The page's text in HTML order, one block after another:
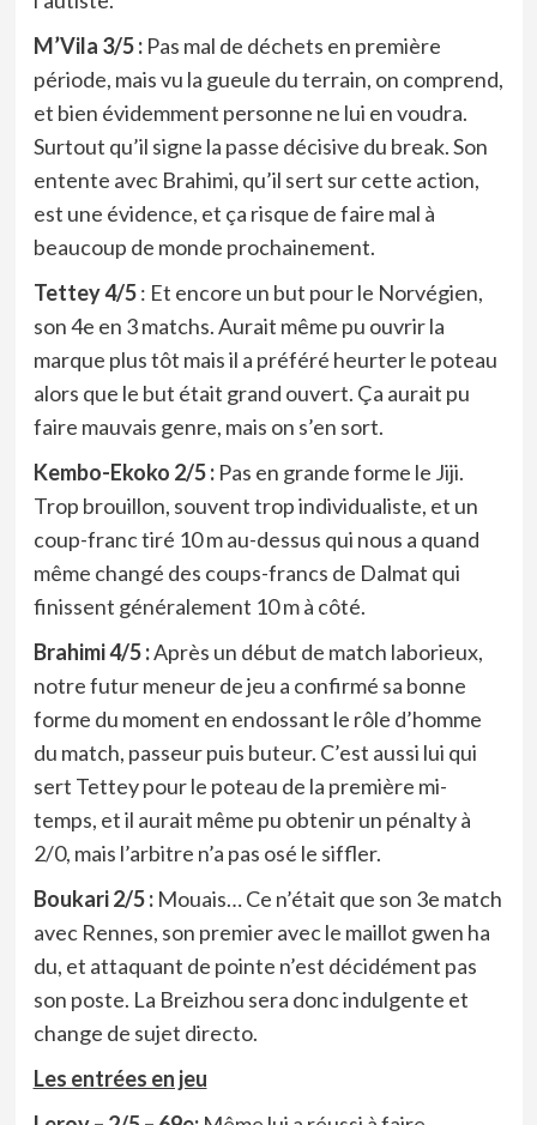
M’Vila 3/5 : Pas mal de déchets en première
période, mais vu la gueule du terrain, on comprend,
et bien évidemment personne ne lui en voudra.
Surtout qu’il signe la passe décisive du break. Son
entente avec Brahimi, qu’il sert sur cette action,
est une évidence, et ça risque de faire mal à
beaucoup de monde prochainement.
Tettey 4/5: Et encore un but pour le Norvégien,
son 4e en 3 matchs. Aurait même pu ouvrir la
marque plus tôt mais il a préféré heurter le poteau
alors que le but était grand ouvert. Ça aurait pu
faire mauvais genre, mais on s’en sort.
Kembo-Ekoko 2/5 : Pas en grande forme le Jiji.
Trop brouillon, souvent trop individualiste, et un
coup-franc tiré 10 m au-dessus qui nous a quand
même changé des coups-francs de Dalmat qui
finissent généralement 10 m à côté.
Brahimi 4/5 :Après un début de match laborieux,
notre futur meneur de jeu a confirmé sa bonne
forme du moment en endossant le rôle d’homme
du match, passeur puis buteur. C’est aussi lui qui
sert Tettey pour le poteau de la première mi-
temps, et il aurait même pu obtenir un pénalty à
2/0, mais l’arbitre n’a pas osé le siffler.
Boukari 2/5 : Mouais… Ce n’était que son 3e match
avec Rennes, son premier avec le maillot gwen ha
du, et attaquant de pointe n’est décidément pas
son poste. La Breizhou sera donc indulgente et
change de sujet directo.
Les entrées en jeu